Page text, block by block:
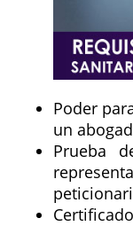
Poder
un
Prueba